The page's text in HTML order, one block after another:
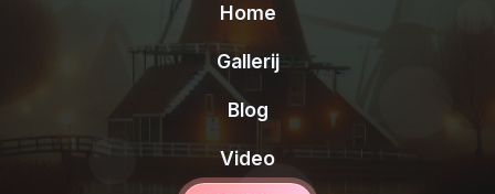
Home
Gallerij
Blog
Video